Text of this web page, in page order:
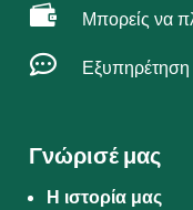
 Μπορείς να

Γνώρισέ μας
Η ιστορία μας